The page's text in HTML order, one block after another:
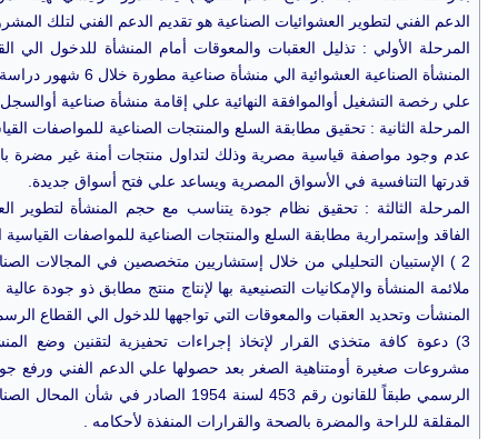
الدعم الفني لتطوير العشوائيات الصناعية هو تقديم الدعم الفني لتلك
المرحلة الأولي : تذليل العقبات والمعوقات أمام المنشأة للدخول
المنشأة الصناعية
علي رخصة التشغيل أوالموافقة النهائية علي إقامة منشأة صناعية
المرحلة الثانية : تحقيق مطابقة السلع والمنتجات الصناعية للمواصفات
عدم وجود مواصفة قياسية مصرية وذلك لتداول منتجات أمنة غير مضرة
قدرتها التنافسية في الأسواق المصرية ويساعد علي فتح أسواق جديدة.
المرحلة الثالثة : تحقيق نظام جودة يتناسب مع حجم المنشأة لتطوير
الفاقد وإستمرارية مطابقة السلع والمنتجات الصناعية للمواصفات القياسية
2 ) الإستبيان التحليلي من خلال إستشاريين متخصصين في المجالات
ملائمة المنشأة والإمكانيات التصنيعية بها لإنتاج منتج مطابق ذو جودة
المنشأت وتحديد العقبات والمعوقات التي تواجهها للدخول الي القطاع
3) دعوة كافة متخذي القرار لإتخاذ إجراءات تحفيزية لتقنين وضع
مشروعات صغيرة أومتناهية الصغر بعد حصولها علي الدعم الفني ورفع جودة
الرسمي طبقاً للقانون رقم 453 لسنة 1954
المقلقة للراحة والمضرة بالصحة والقرارات المنفذة لأحكامه .